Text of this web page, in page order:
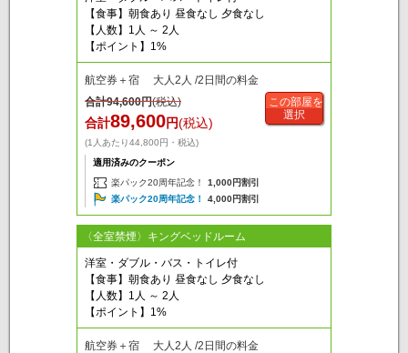
【食事】朝食あり 昼食なし 夕食なし
【人数】1人 ～ 2人
【ポイント】1%
航空券＋宿 大人2人 /2日間の料金
合計94,600円(税込)
合計89,600円(税込)
(1人あたり44,800円・税込)
適用済みのクーポン
楽パック20周年記念！
1,000円割引
楽パック20周年記念！
4,000円割引
この部屋を
選択
〈全室禁煙〉キングベッドルーム
洋室・ダブル・バス・トイレ付
【食事】朝食あり 昼食なし 夕食なし
【人数】1人 ～ 2人
【ポイント】1%
航空券＋宿 大人2人 /2日間の料金